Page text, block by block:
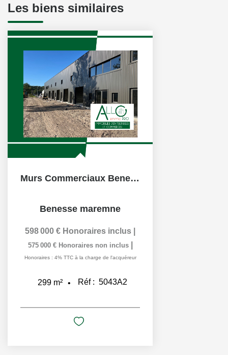
Les biens similaires
Murs Commerciaux Benesse Maremne sortie autoroute 299 m²...
Benesse maremne
598 000 € Honoraires inclus
575 000 € Honoraires non inclus
Honoraires : 4% TTC à la charge de l'acquéreur
299 m² Réf : 5043A2